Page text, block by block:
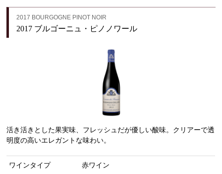
2017 BOURGOGNE PINOT NOIR
2017 ブルゴーニュ・ピノノワール
活き活きとした果実味、フレッシュだが優しい酸味。クリアーで透
明度の高いエレガントな味わい。
ワインタイプ 赤ワイン